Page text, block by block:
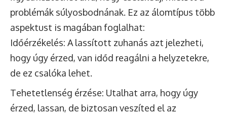
problémák súlyosbodnának. Ez az álomtípus több
aspektust is magában foglalhat:
Időérzékelés: A lassított zuhanás azt jelezheti,
hogy úgy érzed, van időd reagálni a helyzetekre,
de ez csalóka lehet.
Tehetetlenség érzése: Utalhat arra, hogy úgy
érzed, lassan, de biztosan veszíted el az